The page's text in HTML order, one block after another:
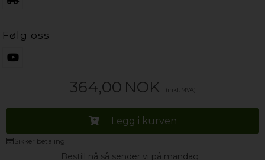
364,00 NOK (inkl. MVA)
Legg i kurven
Sikker betaling
Bestill nå så sender vi på mandag
Følg oss